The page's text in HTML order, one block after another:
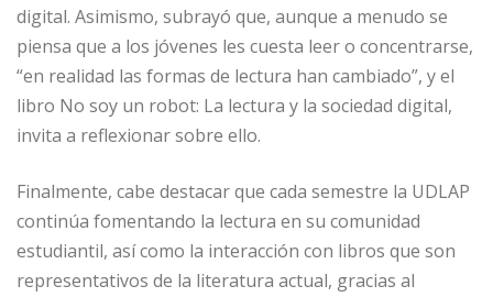
digital. Asimismo, subrayó que, aunque a menudo se
piensa que a los jóvenes les cuesta leer o concentrarse,
“en realidad las formas de lectura han cambiado”, y el
libro No soy un robot: La lectura y la sociedad digital,
invita a reflexionar sobre ello.
Finalmente, cabe destacar que cada semestre la UDLAP
continúa fomentando la lectura en su comunidad
estudiantil, así como la interacción con libros que son
representativos de la literatura actual, gracias al